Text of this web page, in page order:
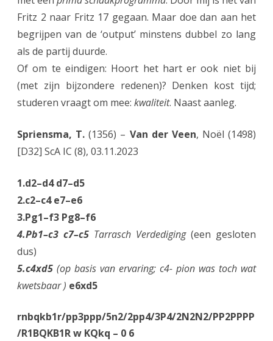
Fritz 2 naar Fritz 17 gegaan. Maar doe dan aan het
begrijpen van de ‘output’ minstens dubbel zo lang
als de partij duurde.
Of om te eindigen: Hoort het hart er ook niet bij
(met zijn bijzondere redenen)? Denken kost tijd;
studeren vraagt om mee: kwaliteit. Naast aanleg.
Spriensma, T. (1356) – Van der Veen, Noël (1498)
[D32] ScA IC (8), 03.11.2023
1.d2–d4 d7–d5
2.c2–c4 e7–e6
3.Pg1–f3 Pg8–f6
4.Pb1–c3 c7–c5 Tarrasch Verdediging (een gesloten
dus)
5.c4xd5 (op basis van ervaring; c4- pion was toch wat
kwetsbaar ) e6xd5
rnbqkb1r/pp3ppp/5n2/2pp4/3P4/2N2N2/PP2PPPP
/R1BQKB1R w KQkq – 0 6